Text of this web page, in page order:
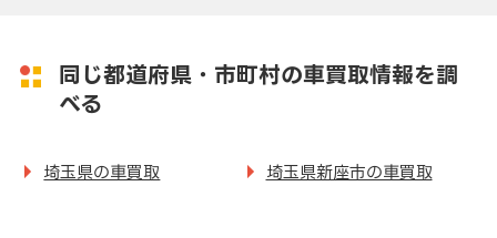
同じ都道府県・市町村の車買取情報を調
べる
埼玉県の車買取 埼玉県新座市の車買取